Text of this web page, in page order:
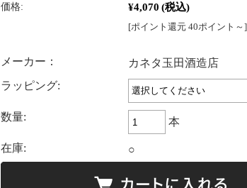
価格: ¥4,070 (税込)
[ポイント還元 40ポイント～]
メーカー：
カネタ玉田酒造店
ラッピング:
数量: 本
在庫: ○